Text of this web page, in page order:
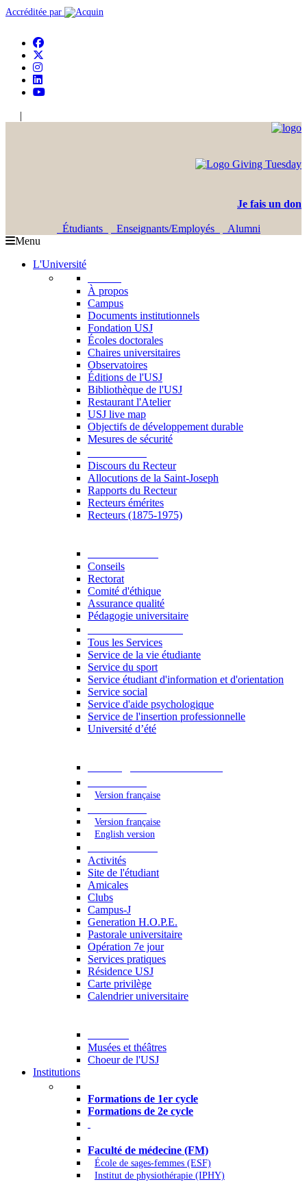
Accréditée par
|
Je fais un don
Étudiants Enseignants/Employés
Alumni
Menu
L'Université
À propos
Campus
Documents institutionnels
Fondation USJ
Écoles doctorales
Chaires universitaires
Observatoires
Éditions de l'USJ
Bibliothèque de l'USJ
Restaurant l'Atelier
USJ live map
Objectifs de développement durable
Mesures de sécurité
Discours du Recteur
Allocutions de la Saint-Joseph
Rapports du Recteur
Recteurs émérites
Recteurs (1875-1975)
Conseils
Rectorat
Comité d'éthique
Assurance qualité
Pédagogie universitaire
Tous les Services
Service de la vie étudiante
Service du sport
Service étudiant d'information et d'orientation
Service social
Service d'aide psychologique
Service de l'insertion professionnelle
Université d’été
Version française
Version française
English version
Activités
Site de l'étudiant
Amicales
Clubs
Campus-J
Generation H.O.P.E.
Pastorale universitaire
Opération 7e jour
Services pratiques
Résidence USJ
Carte privilège
Calendrier universitaire
Musées et théâtres
Choeur de l'USJ
Institutions
Formations de 1er cycle
Formations de 2e cycle
Faculté de médecine (FM)
École de sages-femmes (ESF)
Institut de physiothérapie (IPHY)